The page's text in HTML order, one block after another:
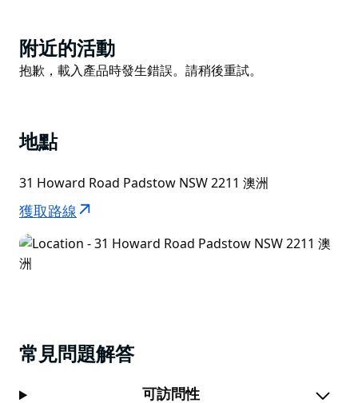
Product
List
附近的活動
Product
抱歉，載入產品時發生錯誤。請稍後重試。
地點
31 Howard Road Padstow NSW 2211 澳洲
獲取路線
常見問題解答
可訪問性